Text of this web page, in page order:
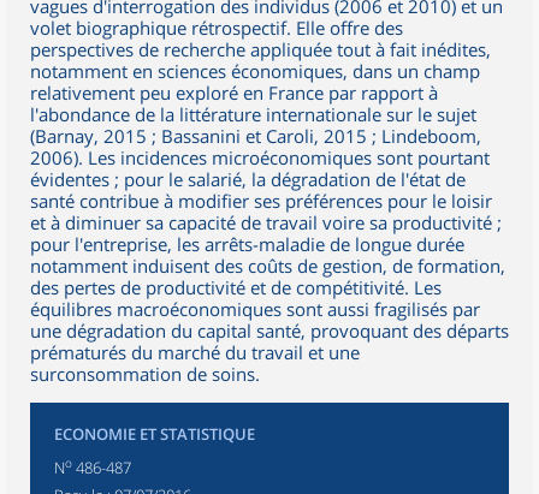
vagues d'interrogation des individus (2006 et 2010) et un
volet biographique rétrospectif. Elle offre des
perspectives de recherche appliquée tout à fait inédites,
notamment en sciences économiques, dans un champ
relativement peu exploré en France par rapport à
l'abondance de la littérature internationale sur le sujet
(Barnay, 2015 ; Bassanini et Caroli, 2015 ; Lindeboom,
2006). Les incidences microéconomiques sont pourtant
évidentes ; pour le salarié, la dégradation de l'état de
santé contribue à modifier ses préférences pour le loisir
et à diminuer sa capacité de travail voire sa productivité ;
pour l'entreprise, les arrêts-maladie de longue durée
notamment induisent des coûts de gestion, de formation,
des pertes de productivité et de compétitivité. Les
équilibres macroéconomiques sont aussi fragilisés par
une dégradation du capital santé, provoquant des départs
prématurés du marché du travail et une
surconsommation de soins.
ECONOMIE ET STATISTIQUE
No 486-487